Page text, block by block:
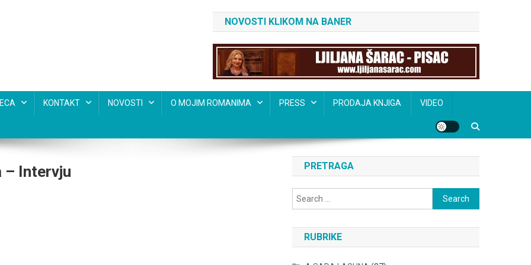
NOVOSTI KLIKOM NA BANER
KONTAKT NOVOSTI O MOJIM ROMANIMA PRESS PRODAJA KNJIGA VIDEO
– Intervju PRETRAGA
Search
for:
RUBRIKE